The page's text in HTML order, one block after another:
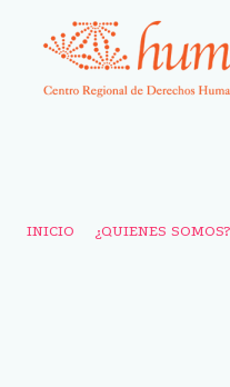
INICIO ¿QUIENES SOMOS?